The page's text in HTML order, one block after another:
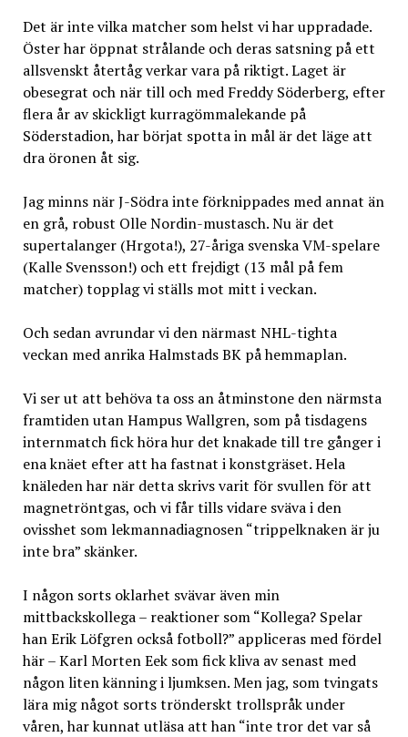
Det är inte vilka matcher som helst vi har uppradade.
Öster har öppnat strålande och deras satsning på ett
allsvenskt återtåg verkar vara på riktigt. Laget är
obesegrat och när till och med Freddy Söderberg, efter
flera år av skickligt kurragömmalekande på
Söderstadion, har börjat spotta in mål är det läge att
dra öronen åt sig.
Jag minns när J-Södra inte förknippades med annat än
en grå, robust Olle Nordin-mustasch. Nu är det
supertalanger (Hrgota!), 27-åriga svenska VM-spelare
(Kalle Svensson!) och ett frejdigt (13 mål på fem
matcher) topplag vi ställs mot mitt i veckan.
Och sedan avrundar vi den närmast NHL-tighta
veckan med anrika Halmstads BK på hemmaplan.
Vi ser ut att behöva ta oss an åtminstone den närmsta
framtiden utan Hampus Wallgren, som på tisdagens
internmatch fick höra hur det knakade till tre gånger i
ena knäet efter att ha fastnat i konstgräset. Hela
knäleden har när detta skrivs varit för svullen för att
magnetröntgas, och vi får tills vidare sväva i den
ovisshet som lekmannadiagnosen “trippelknaken är ju
inte bra” skänker.
I någon sorts oklarhet svävar även min
mittbackskollega – reaktioner som “Kollega? Spelar
han Erik Löfgren också fotboll?” appliceras med fördel
här – Karl Morten Eek som fick kliva av senast med
någon liten känning i ljumksen. Men jag, som tvingats
lära mig något sorts trönderskt trollspråk under
våren, har kunnat utläsa att han “inte tror det var så